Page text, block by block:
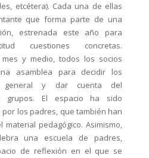
etcétera). Cada una de ellas
que forma parte de una
estrenada este año para
cuestiones concretas.
mes y medio, todos los socios
asamblea para decidir los
general y dar cuenta del
grupos. El espacio ha sido
los padres, que también han
pedagógico. Asimismo,
una escuela de padres,
de reflexión en el que se